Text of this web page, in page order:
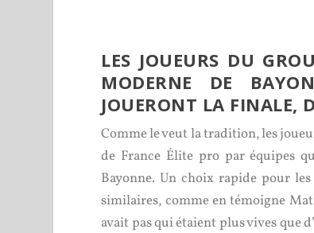
LES JOUEURS DU
MODERNE DE
JOUERONT LA FINALE,
Comme le veut la tradition, les
de France Élite pro par équipes
Bayonne. Un choix rapide pour
similaires, comme en témoigne
avait pas qui étaient plus vives que